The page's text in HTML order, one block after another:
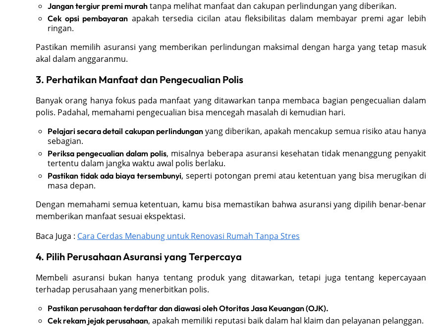
Jangan tergiur premi murah tanpa melihat manfaat dan cakupan perlindungan yang diberikan.
Cek opsi pembayaran apakah tersedia cicilan atau fleksibilitas dalam membayar premi agar lebih
ringan.
Pastikan memilih asuransi yang memberikan perlindungan maksimal dengan harga yang tetap masuk
akal dalam anggaranmu.
3. Perhatikan Manfaat dan Pengecualian Polis
Banyak orang hanya fokus pada manfaat yang ditawarkan tanpa membaca bagian pengecualian dalam
polis. Padahal, memahami pengecualian bisa mencegah masalah di kemudian hari.
Pelajari secara detail cakupan perlindunganyang diberikan, apakah mencakup semua risiko atau hanya
sebagian.
Periksa pengecualian dalam polis, misalnya beberapa asuransi kesehatan tidak menanggung penyakit
tertentu dalam jangka waktu awal polis berlaku.
Pastikan tidak ada biaya tersembunyi, seperti potongan premi atau ketentuan yang bisa merugikan di
masa depan.
Dengan memahami semua ketentuan, kamu bisa memastikan bahwa asuransi yang dipilih benar-benar
memberikan manfaat sesuai ekspektasi.
Baca Juga : Cara Cerdas Menabung untuk Renovasi Rumah Tanpa Stres
4. Pilih Perusahaan Asuransi yang Terpercaya
Membeli asuransi bukan hanya tentang produk yang ditawarkan, tetapi juga tentang kepercayaan
terhadap perusahaan yang menerbitkan polis.
Pastikan perusahaan terdaftar dan diawasi oleh Otoritas Jasa Keuangan (OJK).
Cek rekam jejak perusahaan, apakah memiliki reputasi baik dalam hal klaim dan pelayanan pelanggan.